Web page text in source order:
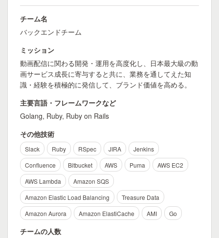
チーム名
バックエンドチーム
ミッション
動画配信に関わる開発・運用を高度化し、日本最大級の動
画サービス成長に寄与すると共に、業務を通してえた知
識・経験を積極的に発信して、ブランド価値を高める。
主要言語・フレームワークなど
Golang, Ruby, Ruby on Rails
その他技術
Slack Ruby RSpec JIRA
Jenkins
Confluence
Bitbucket AWS Puma
AWS EC2
AWS Lambda
Amazon SQS
Amazon Elastic Load Balancing
Treasure Data
Amazon Aurora
Amazon ElastiCache AMI Go
チームの人数